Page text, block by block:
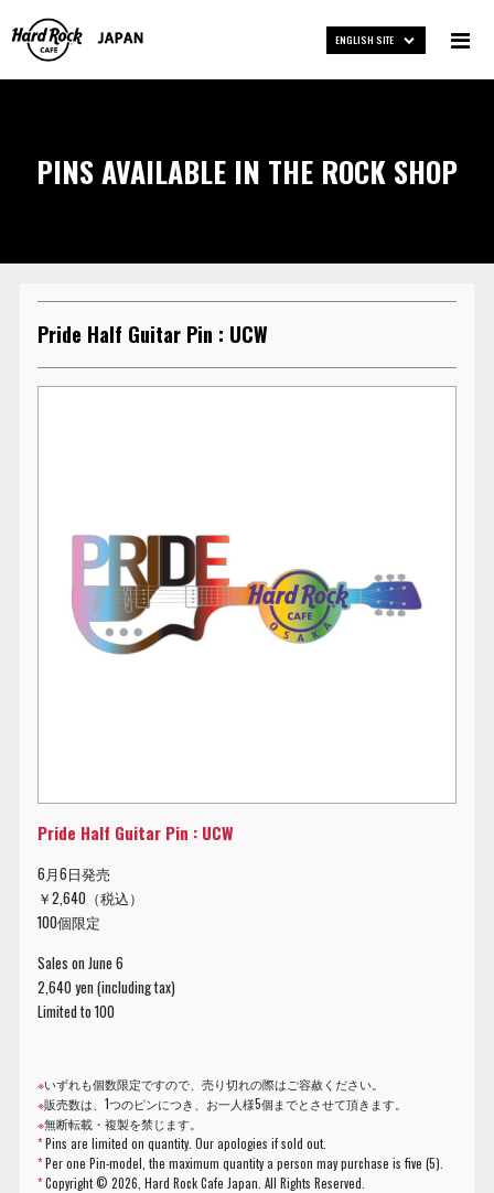
ENGLISH SITE
PINS AVAILABLE IN THE ROCK SHOP
Pride Half Guitar Pin : UCW
Pride Half Guitar Pin : UCW
6月6日発売
￥2,640（税込）
100個限定
Sales on June 6
2,640 yen (including tax)
Limited to 100
※いずれも個数限定ですので、売り切れの際はご容赦ください。
※販売数は、1つのピンにつき、お一人様5個までとさせて頂きます。
※無断転載・複製を禁じます。
*Pins are limited on quantity. Our apologies if sold out.
*Per one Pin-model, the maximum quantity a person may purchase is five (5).
*Copyright ©2026, Hard Rock Cafe Japan. All Rights Reserved.